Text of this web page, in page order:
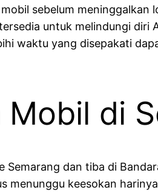
sebelum meninggalkan
untuk melindungi diri
waktu yang disepakati
di
dan tiba di
keesokan